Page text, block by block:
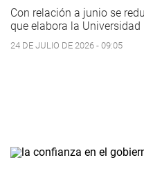
Con relación a junio se
que elabora la Universidad
24 DE JULIO DE 2026 - 09:05